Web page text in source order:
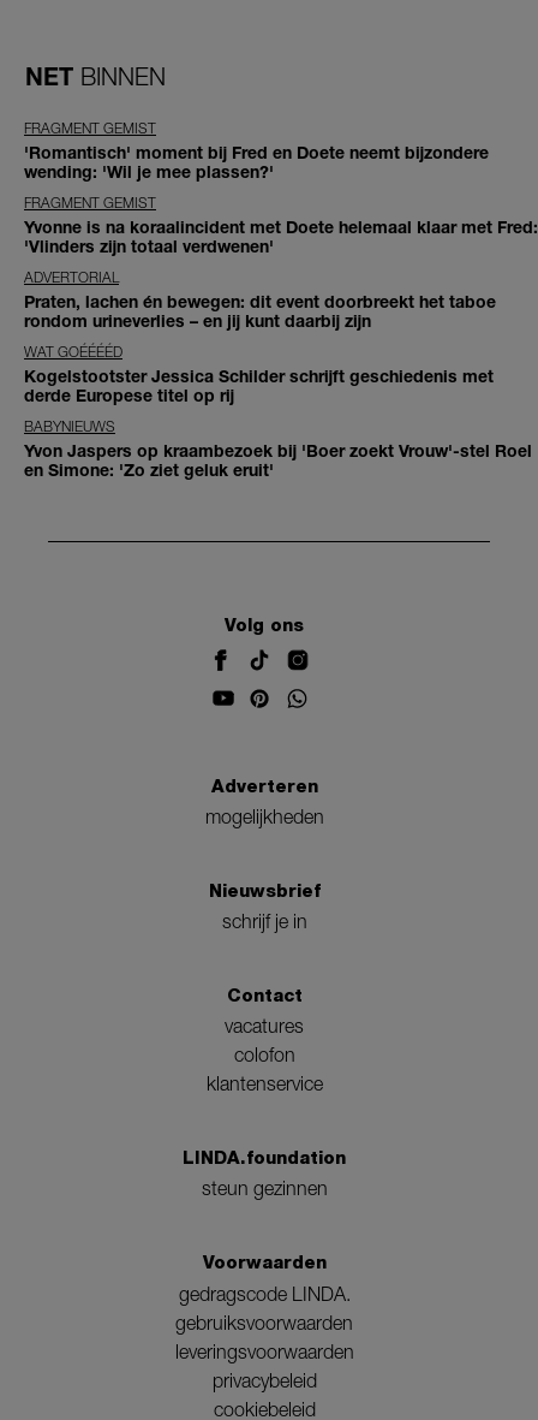
NET BINNEN
FRAGMENT GEMIST
'Romantisch' moment bij Fred en Doete neemt bijzondere
wending: 'Wil je mee plassen?'
FRAGMENT GEMIST
Yvonne is na koraalincident met Doete helemaal klaar met Fred:
'Vlinders zijn totaal verdwenen'
ADVERTORIAL
Praten, lachen én bewegen: dit event doorbreekt het taboe
rondom urineverlies – en jij kunt daarbij zijn
WAT GOÉÉÉÉD
Kogelstootster Jessica Schilder schrijft geschiedenis met
derde Europese titel op rij
BABYNIEUWS
Yvon Jaspers op kraambezoek bij 'Boer zoekt Vrouw'-stel Roel
en Simone: 'Zo ziet geluk eruit'
Volg ons
Adverteren
mogelijkheden
Nieuwsbrief
schrijf je in
Contact
vacatures
colofon
klantenservice
LINDA.foundation
steun gezinnen
Voorwaarden
gedragscode LINDA.
gebruiksvoorwaarden
leveringsvoorwaarden
privacybeleid
cookiebeleid